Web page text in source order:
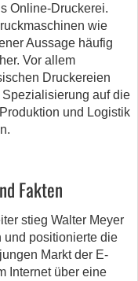
Online-Druckerei.
wie
Aussage häufig
Vor allem
Druckereien
auf die
und Logistik
Fakten
stieg Walter Meyer
und positionierte die
Markt der E-
Internet über eine